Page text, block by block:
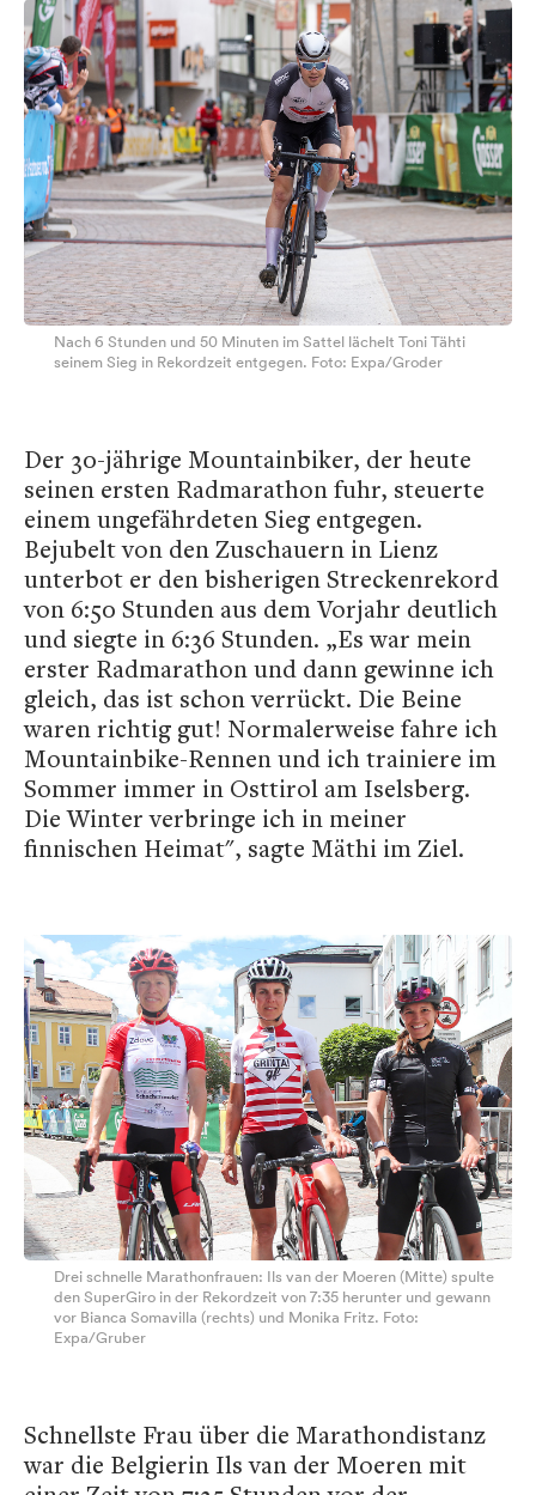
Nach 6 Stunden und 50 Minuten im Sattel lächelt Toni Tähti
seinem Sieg in Rekordzeit entgegen. Foto: Expa/Groder
Der 30-jährige Mountainbiker, der heute
seinen ersten Radmarathon fuhr, steuerte
einem ungefährdeten Sieg entgegen.
Bejubelt von den Zuschauern in Lienz
unterbot er den bisherigen Streckenrekord
von 6:50 Stunden aus dem Vorjahr deutlich
und siegte in 6:36 Stunden. „Es war mein
erster Radmarathon und dann gewinne ich
gleich, das ist schon verrückt. Die Beine
waren richtig gut! Normalerweise fahre ich
Mountainbike-Rennen und ich trainiere im
Sommer immer in Osttirol am Iselsberg.
Die Winter verbringe ich in meiner
finnischen Heimat", sagte Mäthi im Ziel.
Drei schnelle Marathonfrauen: Ils van der Moeren (Mitte) spulte
den SuperGiro in der Rekordzeit von 7:35 herunter und gewann
vor Bianca Somavilla (rechts) und Monika Fritz. Foto:
Expa/Gruber
Schnellste Frau über die Marathondistanz
war die Belgierin Ils van der Moeren mit